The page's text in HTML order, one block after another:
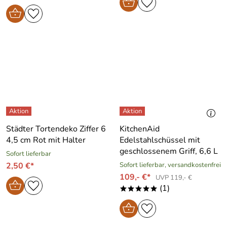
Städter Tortendeko Ziffer 6
4,5 cm Rot mit Halter
Sofort lieferbar
2,50 €*
KitchenAid
Edelstahlschüssel mit
geschlossenem Griff, 6,6 L
Sofort lieferbar, versandkostenfrei
109,- €* UVP 119,- €
***** (1)